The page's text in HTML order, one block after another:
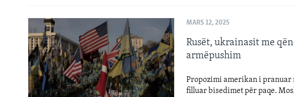
MARS 12, 2025
Rusët, ukrainasit me
armëpushim
Propozimi amerikan i pranuar
filluar bisedimet për paqe.